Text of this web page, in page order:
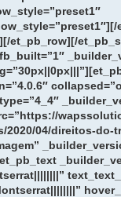
et_pb_row][/
2020/04/direitos-do-